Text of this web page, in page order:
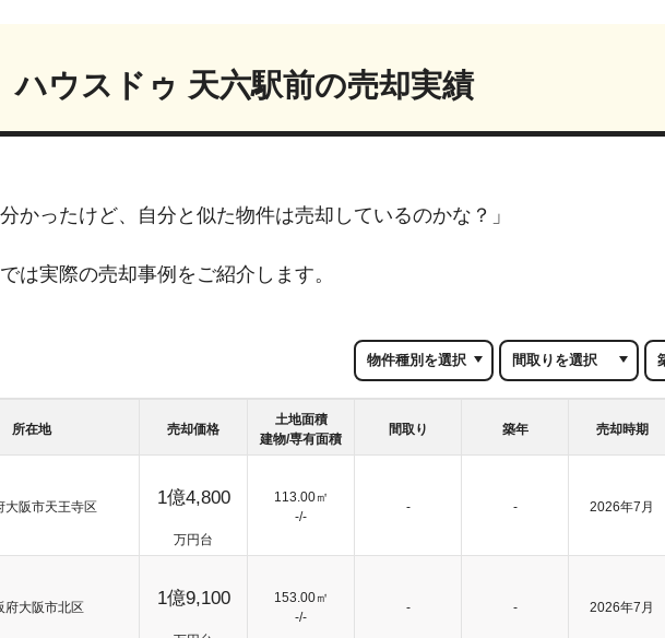
ハウスドゥ 天六駅前の売却実績
かったけど、自分と似た物件は売却しているのかな？」
は実際の売却事例をご紹介します。
所在地 売却価格
土地面積
建物/専有面積
間取り 築年 売却時期
大阪市天王寺区 1億4,800
万円台
113.00㎡
-/-
- - 2026年7月
府大阪市北区 1億9,100
153.00㎡
-/-
- - 2026年7月